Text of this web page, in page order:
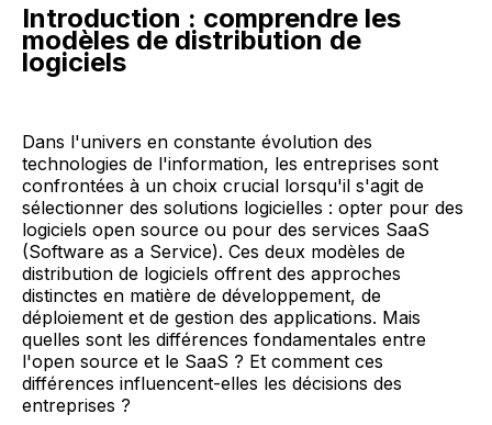
Introduction : comprendre les
modèles de distribution de
logiciels
Dans l'univers en constante évolution des
technologies de l'information, les entreprises sont
confrontées à un choix crucial lorsqu'il s'agit de
sélectionner des solutions logicielles : opter pour des
logiciels open source ou pour des services SaaS
(Software as a Service). Ces deux modèles de
distribution de logiciels offrent des approches
distinctes en matière de développement, de
déploiement et de gestion des applications. Mais
quelles sont les différences fondamentales entre
l'open source et le SaaS ? Et comment ces
différences influencent-elles les décisions des
entreprises ?